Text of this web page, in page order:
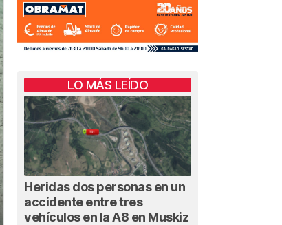
LO MÁS LEÍDO
Heridas dos personas en un
accidente entre tres
vehículos en la A8 en Muskiz